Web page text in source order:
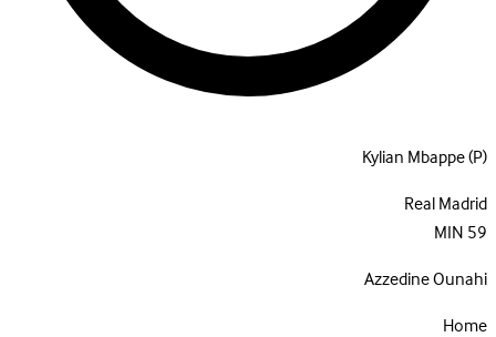
Kylian Mbappe(P)
Real Madrid
59
MIN
Azzedine Ounahi
Home